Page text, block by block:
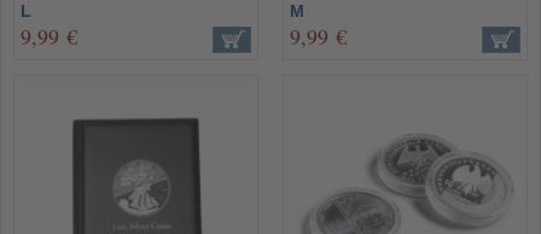
L
9,99 €
M
9,99 €